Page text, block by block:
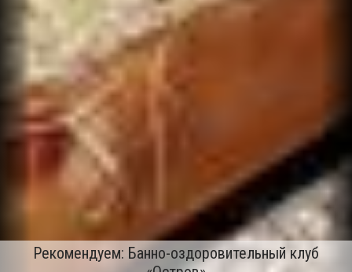
Рекомендуем: Банно-оздоровительный клуб